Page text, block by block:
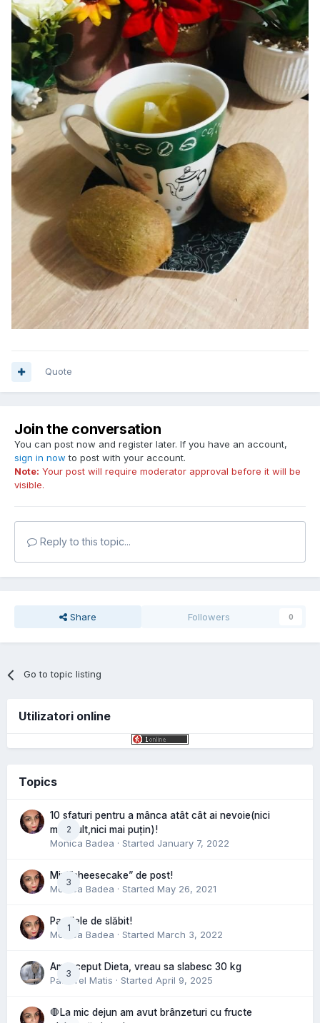
Quote
Join the conversation
You can post now and register later. If you have an account,
sign in now to post with your account.
Note: Your post will require moderator approval before it will be
visible.
Reply to this topic...
Share Followers 0
Go to topic listing
Utilizatori online
Topics
2
10 sfaturi pentru a mânca atât cât ai nevoie(nici
mai mult,nici mai puțin)!
Monica Badea · Started January 7, 2022
3
Mini”cheesecake” de post!
Monica Badea · Started May 26, 2021
1
Pastilele de slăbit!
Monica Badea · Started March 3, 2022
3
Am inceput Dieta, vreau sa slabesc 30 kg
Pastorel Matis · Started April 9, 2025
🛑La mic dejun am avut brânzeturi cu fructe